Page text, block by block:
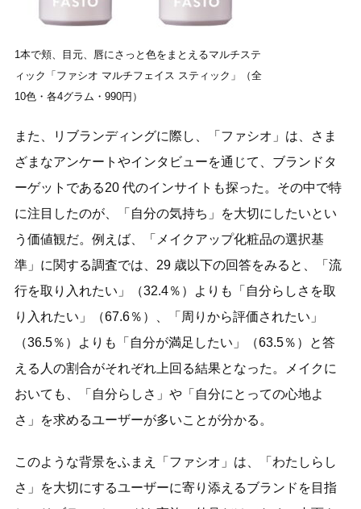
1本で頬、目元、唇にさっと色をまとえるマルチステ
ィック「ファシオ マルチフェイス スティック」（全
10色・各4グラム・990円）
また、リブランディングに際し、「ファシオ」は、さま
ざまなアンケートやインタビューを通じて、ブランドタ
ーゲットである20 代のインサイトも探った。その中で特
に注目したのが、「自分の気持ち」を大切にしたいとい
う価値観だ。例えば、「メイクアップ化粧品の選択基
準」に関する調査では、29 歳以下の回答をみると、「流
行を取り入れたい」（32.4％）よりも「自分らしさを取
り入れたい」（67.6％）、「周りから評価されたい」
（36.5％）よりも「自分が満足したい」（63.5％）と答
える人の割合がそれぞれ上回る結果となった。メイクに
おいても、「自分らしさ」や「自分にとっての心地よ
さ」を求めるユーザーが多いことが分かる。
このような背景をふまえ「ファシオ」は、「わたしらし
さ」を大切にするユーザーに寄り添えるブランドを目指